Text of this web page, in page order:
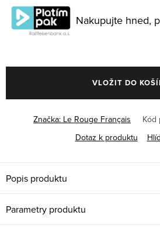
cena:
Nakupujte hned,
VLOŽIT DO
Značka: Le Rouge Français Kód
Dotaz k produktu
Popis produktu
Parametry produktu